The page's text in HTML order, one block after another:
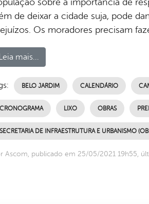
de deixar a cidade suja, pode
Os moradores precisam
Leia mais...
BELO JARDIM CALENDÁRIO
CRONOGRAMA LIXO OBRAS
SECRETARIA DE INFRAESTRUTURA E URBANISMO
Ascom, publicado em 25/05/2021 19h55,